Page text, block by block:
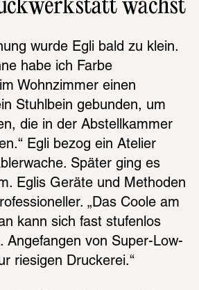
wächst
wurde Egli bald zu klein.
habe ich Farbe
Wohnzimmer einen
Stuhlbein gebunden, um
die in der Abstellkammer
Egli bezog ein Atelier
Später ging es
Eglis Geräte und Methoden
„Das Coole am
kann sich fast stufenlos
Angefangen von Super-Low-
riesigen Druckerei.“